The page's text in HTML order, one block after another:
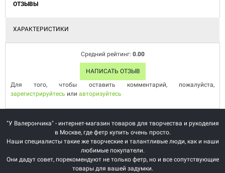
ОТЗЫВЫ
ХАРАКТЕРИСТИКИ
Средний рейтинг: 0.00
НАПИСАТЬ ОТЗЫВ
Для того, чтобы оставить комментарий, пожалуйста,
зарегистрируйтесь или авторизуйтесь
"У Валерончика" - интернет-магазин товаров для творчества и рукоделия
в Москве, где фетр купить очень просто.
Наши специалисты такие же творческие и талантливые люди, как и наши
любимые покупатели.
Они дадут совет, порекомендуют не только фетр, но и все сопутствующие
товары для вашей задумки.